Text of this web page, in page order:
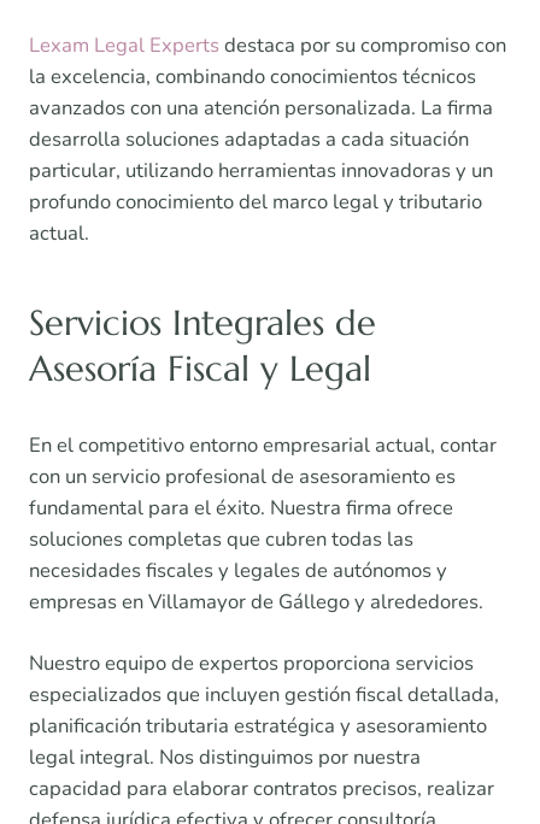
Lexam Legal Experts destaca por su compromiso con
la excelencia, combinando conocimientos técnicos
avanzados con una atención personalizada. La firma
desarrolla soluciones adaptadas a cada situación
particular, utilizando herramientas innovadoras y un
profundo conocimiento del marco legal y tributario
actual.
Servicios Integrales de
Asesoría Fiscal y Legal
En el competitivo entorno empresarial actual, contar
con un servicio profesional de asesoramiento es
fundamental para el éxito. Nuestra firma ofrece
soluciones completas que cubren todas las
necesidades fiscales y legales de autónomos y
empresas en Villamayor de Gállego y alrededores.
Nuestro equipo de expertos proporciona servicios
especializados que incluyen gestión fiscal detallada,
planificación tributaria estratégica y asesoramiento
legal integral. Nos distinguimos por nuestra
capacidad para elaborar contratos precisos, realizar